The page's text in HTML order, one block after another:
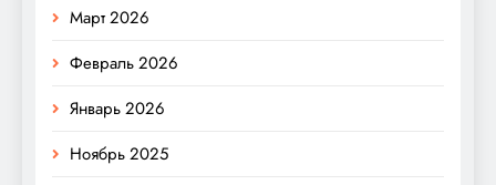
Март 2026
Февраль 2026
Январь 2026
Ноябрь 2025